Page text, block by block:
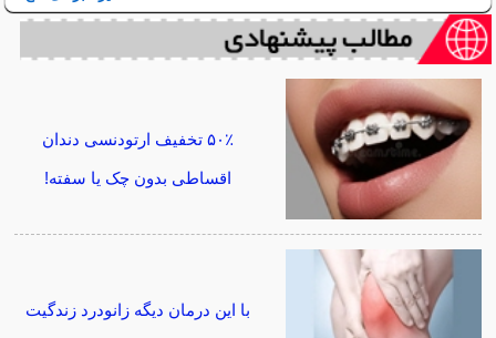
۵۰٪ تخفیف ارتودنسی دندان
اقساطی بدون چک یا سفته!
با این درمان دیگه زانودرد زندگیت